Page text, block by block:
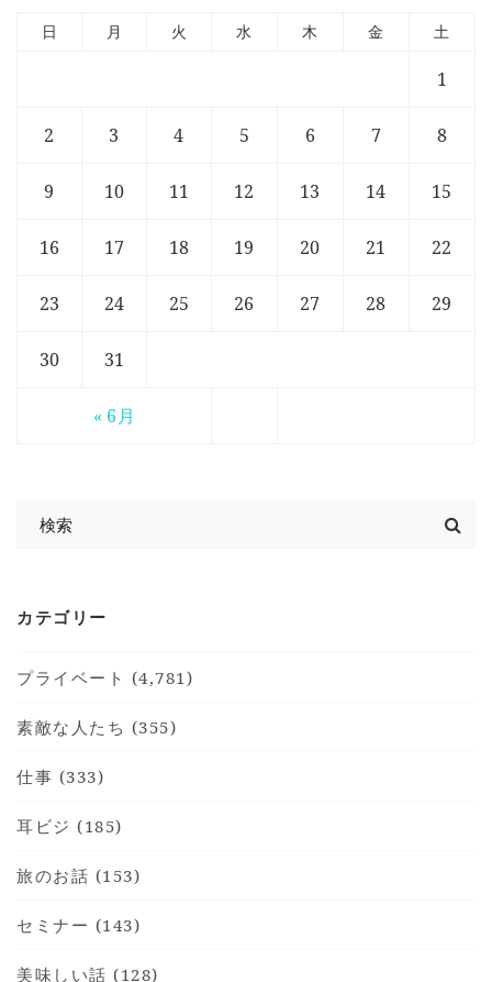
日 月 火 水 木 金 土
« 6月
1
2 3 4 5 6 7 8
9 10 11 12 13 14 15
16 17 18 19 20 21 22
23 24 25 26 27 28 29
30 31
カテゴリー
プライベート (4,781)
素敵な人たち (355)
仕事 (333)
耳ビジ (185)
旅のお話 (153)
セミナー (143)
美味しい話 (128)